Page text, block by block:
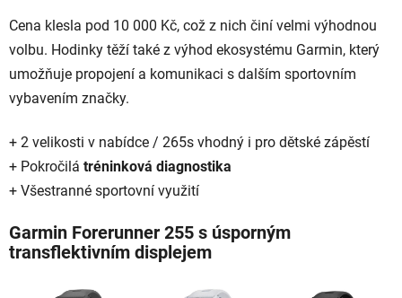
Cena klesla pod 10 000 Kč, což z nich činí velmi výhodnou
volbu. Hodinky těží také z výhod ekosystému Garmin, který
umožňuje propojení a komunikaci s dalším sportovním
vybavením značky.
+ 2 velikosti v nabídce / 265s vhodný i pro dětské zápěstí
+ Pokročilá tréninková diagnostika
+ Všestranné sportovní využití
Garmin Forerunner 255 s úsporným
transflektivním displejem